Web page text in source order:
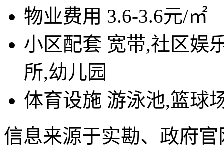
物业费用 3.6-3.6元/㎡
小区配套 宽带,社区娱
所,幼儿园
体育设施 游泳池,篮球
信息来源于实勘、政府